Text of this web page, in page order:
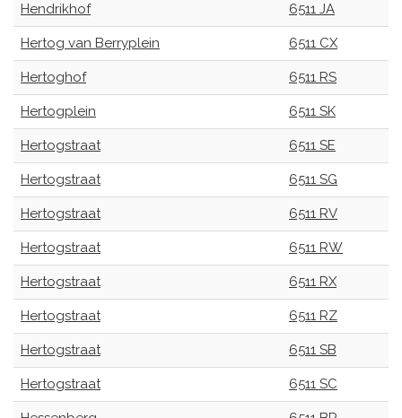
Hendrikhof 6511 JA
Hertog van Berryplein 6511 CX
Hertoghof 6511 RS
Hertogplein 6511 SK
Hertogstraat 6511 SE
Hertogstraat 6511 SG
Hertogstraat 6511 RV
Hertogstraat 6511 RW
Hertogstraat 6511 RX
Hertogstraat 6511 RZ
Hertogstraat 6511 SB
Hertogstraat 6511 SC